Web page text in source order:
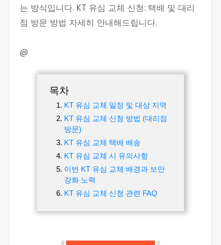
는 방식입니다. KT 유심 교체 신청: 택배 및 대리
점 방문 방법 자세히 안내해드립니다.
@
목차
KT 유심 교체 일정 및 대상 지역
KT 유심 교체 신청 방법 (대리점
방문)
KT 유심 교체 택배 배송
KT 유심 교체 시 유의사항
이번 KT 유심 교체 배경과 보안
강화 노력
KT 유심 교체 신청 관련 FAQ